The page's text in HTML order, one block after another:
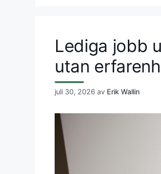
Lediga jobb
utan
juli 30, 2026 av Erik Wallin